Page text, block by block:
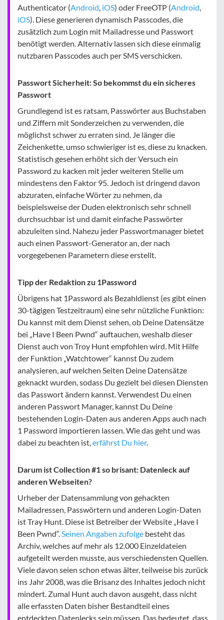
Authenticator (Android, iOS) oder FreeOTP (Android,
iOS). Diese generieren dynamisch Passcodes, die
zusätzlich zum Login mit Mailadresse und Passwort
benötigt werden. Alternativ lassen sich diese einmalig
nutzbaren Passcodes auch per SMS verschicken.
Passwort Sicherheit: So bekommst du ein sicheres
Passwort
Grundlegend ist es ratsam, Passwörter aus Buchstaben
und Ziffern mit Sonderzeichen zu verwenden, die
möglichst schwer zu erraten sind. Je länger die
Zeichenkette, umso schwieriger ist es, diese zu knacken.
Statistisch gesehen erhöht sich der Versuch ein
Password zu kacken mit jeder weiteren Stelle um
mindestens den Faktor 95. Jedoch ist dringend davon
abzuraten, einfache Wörter zu nehmen, da
beispielsweise der Duden elektronisch sehr schnell
durchsuchbar ist und damit einfache Passwörter
abzuleiten sind. Nahezu jeder Passwortmanager bietet
auch einen Passwort-Generator an, der nach
vorgegebenen Parametern diese erstellt.
Tipp der Redaktion zu 1Password
Übrigens hat 1Password als Bezahldienst (es gibt einen
30-tägigen Testzeitraum) eine sehr nützliche Funktion:
Du kannst mit dem Dienst sehen, ob Deine Datensätze
bei „Have I Been Pwnd“ auftauchen, weshalb dieser
Dienst auch von Troy Hunt empfohlen wird. Mit Hilfe
der Funktion „Watchtower“ kannst Du zudem
analysieren, auf welchen Seiten Deine Datensätze
geknackt wurden, sodass Du gezielt bei diesen Diensten
das Passwort ändern kannst. Verwendest Du einen
anderen Passwort Manager, kannst Du Deine
bestehenden Login-Daten aus anderen Apps auch nach
1 Password importieren lassen. Wie das geht und was
dabei zu beachten ist,erfährst Du hier.
Darum ist Collection #1 so brisant: Datenleck auf
anderen Webseiten?
Urheber der Datensammlung von gehackten
Mailadressen, Passwörtern und anderen Login-Daten
ist Tray Hunt. Diese ist Betreiber der Website „Have I
Been Pwnd“.Seinen Angaben zufolge besteht das
Archiv, welches auf mehr als 12.000 Einzeldateien
aufgeteilt werden musste, aus verschiedensten Quellen.
Viele davon seien schon etwas älter, teilweise bis zurück
ins Jahr 2008, was die Brisanz des Inhaltes jedoch nicht
mindert. Zumal Hunt auch davon ausgeht, dass nicht
alle erfassten Daten bisher Bestandteil eines
entdeckten Datenlecks sein müssen. Das bedeutet, dass